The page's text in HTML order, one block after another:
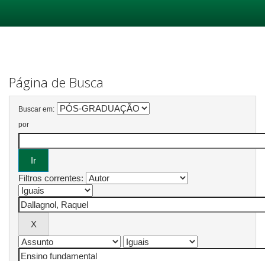
Página de Busca
Buscar em:
por
Filtros correntes: